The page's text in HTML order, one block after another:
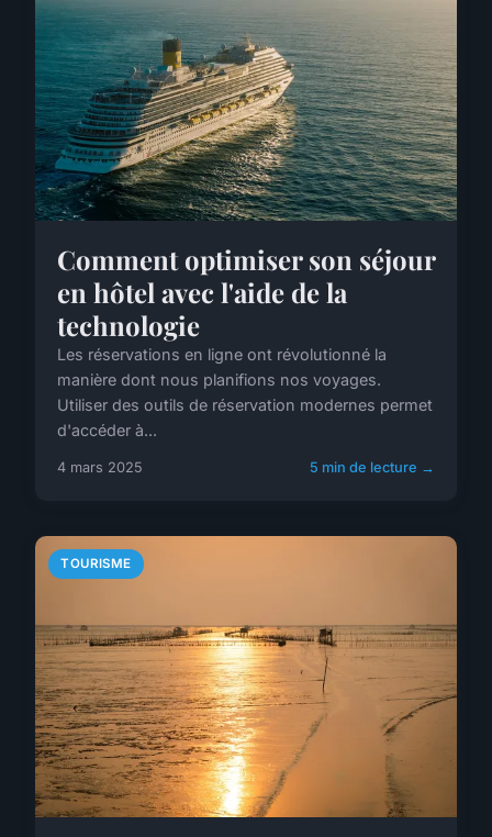
Comment optimiser son séjour
en hôtel avec l'aide de la
technologie
Les réservations en ligne ont révolutionné la
manière dont nous planifions nos voyages.
Utiliser des outils de réservation modernes permet
d'accéder à...
4 mars 2025 5 min de lecture →
TOURISME